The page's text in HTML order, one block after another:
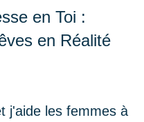
en Toi :
en Réalité
j'aide les femmes à